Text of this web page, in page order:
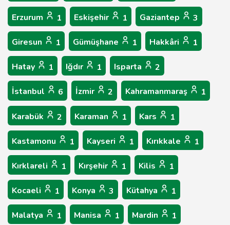
Erzurum 1 Eskişehir 1 Gaziantep 3
Giresun 1 Gümüşhane 1 Hakkâri 1
Hatay 1 Iğdır 1 Isparta 2
İstanbul 6 İzmir 2 Kahramanmaraş 1
Karabük 2 Karaman 1 Kars 1
Kastamonu 1 Kayseri 1 Kırıkkale 1
Kırklareli 1 Kırşehir 1 Kilis 1
Kocaeli 1 Konya 3 Kütahya 1
Malatya 1 Manisa 1 Mardin 1